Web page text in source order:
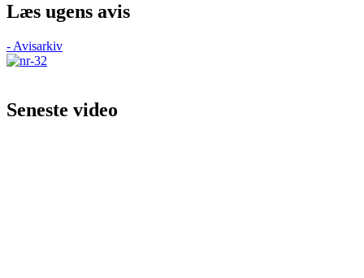
Læs ugens avis
- Avisarkiv
Seneste video